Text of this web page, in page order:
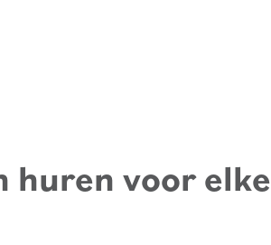
huren voor elke